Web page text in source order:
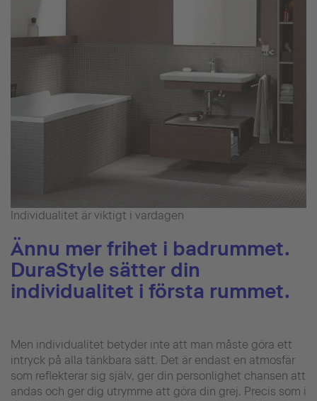
Individualitet är viktigt i vardagen
Ännu mer frihet i badrummet.
DuraStyle sätter din
individualitet i första rummet.
Men individualitet betyder inte att man måste göra ett
intryck på alla tänkbara sätt. Det är endast en atmosfär
som reflekterar sig själv, ger din personlighet chansen att
andas och ger dig utrymme att göra din grej. Precis som i